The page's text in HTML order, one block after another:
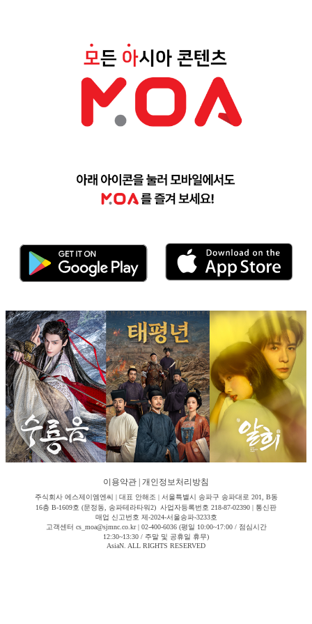
이용약관 개인정보처리방침
주식회사 에스제이엠엔씨 | 대표 안해조 | 서울특별시 송파구 송파대로 201, B동
16층 B-1609호 (문정동, 송파테라타워2) 사업자등록번호 218-87-02390 | 통신판
매업 신고번호 제-2024-서울송파-3233호
고객센터 cs_moa@sjmnc.co.kr | 02-400-6036 (평일 10:00~17:00 / 점심시간
12:30~13:30 / 주말 및 공휴일 휴무)
AsiaN. ALL RIGHTS RESERVED